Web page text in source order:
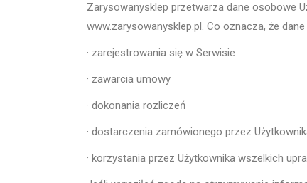
Zarysowanysklep przetwarza dane osobowe
www.zarysowanysklep.pl. Co oznacza, że
· zarejestrowania się w Serwisie
· zawarcia umowy
· dokonania rozliczeń
· dostarczenia zamówionego przez
· korzystania przez Użytkownika wszelkich